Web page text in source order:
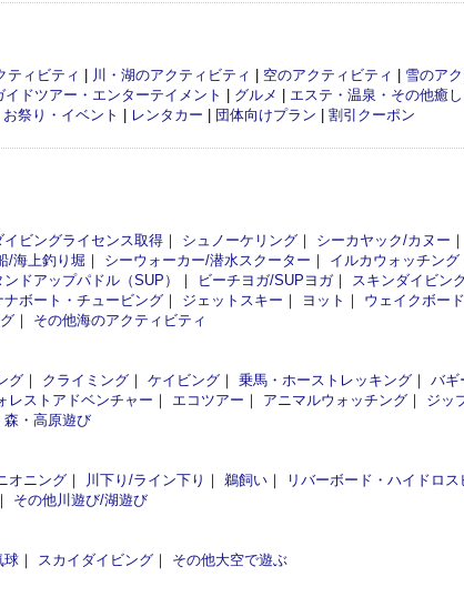
ティビティ 川・湖のアクティビティ 空のアクティビティ 雪のア
イドツアー・エンターテイメント グルメ エステ・温泉・その他癒し
お祭り・イベント レンタカー 団体向けプラン 割引クーポン
イビングライセンス取得 ｜ シュノーケリング ｜ シーカヤック/カヌー ｜
/海上釣り堀 ｜ シーウォーカー/潜水スクーター ｜ イルカウォッチング
ンドアップパドル（SUP） ｜ ビーチヨガ/SUPヨガ｜ スキンダイビン
ナボート・チュービング ｜ ジェットスキー ｜ ヨット ｜ ウェイクボード
｜ その他海のアクティビティ
グ ｜ クライミング ｜ ケイビング ｜ 乗馬・ホーストレッキング ｜ バギ
レストアドベンチャー ｜ エコツアー ｜ アニマルウォッチング ｜ ジッ
森・高原遊び
オニング ｜ 川下り/ライン下り ｜ 鵜飼い ｜ リバーボード・ハイドロス
｜ その他川遊び/湖遊び
球 ｜ スカイダイビング ｜ その他大空で遊ぶ